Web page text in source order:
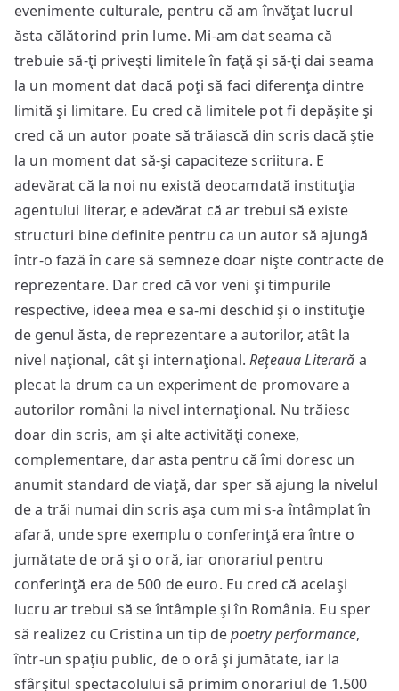
evenimente culturale, pentru că am învăţat lucrul
ăsta călătorind prin lume. Mi-am dat seama că
trebuie să-ţi priveşti limitele în faţă şi să-ţi dai seama
la un moment dat dacă poţi să faci diferenţa dintre
limită şi limitare. Eu cred că limitele pot fi depăşite şi
cred că un autor poate să trăiască din scris dacă ştie
la un moment dat să-şi capaciteze scriitura. E
adevărat că la noi nu există deocamdată instituţia
agentului literar, e adevărat că ar trebui să existe
structuri bine definite pentru ca un autor să ajungă
într-o fază în care să semneze doar nişte contracte de
reprezentare. Dar cred că vor veni şi timpurile
respective, ideea mea e sa-mi deschid şi o instituţie
de genul ăsta, de reprezentare a autorilor, atât la
nivel naţional, cât şi internaţional.Reţeaua Literară a
plecat la drum ca un experiment de promovare a
autorilor români la nivel internaţional. Nu trăiesc
doar din scris, am şi alte activităţi conexe,
complementare, dar asta pentru că îmi doresc un
anumit standard de viaţă, dar sper să ajung la nivelul
de a trăi numai din scris aşa cum mi s-a întâmplat în
afară, unde spre exemplu o conferinţă era între o
jumătate de oră şi o oră, iar onorariul pentru
conferinţă era de 500 de euro. Eu cred că acelaşi
lucru ar trebui să se întâmple şi în România. Eu sper
să realizez cu Cristina un tip depoetry performance,
într-un spaţiu public, de o oră şi jumătate, iar la
sfârşitul spectacolului să primim onorariul de 1.500